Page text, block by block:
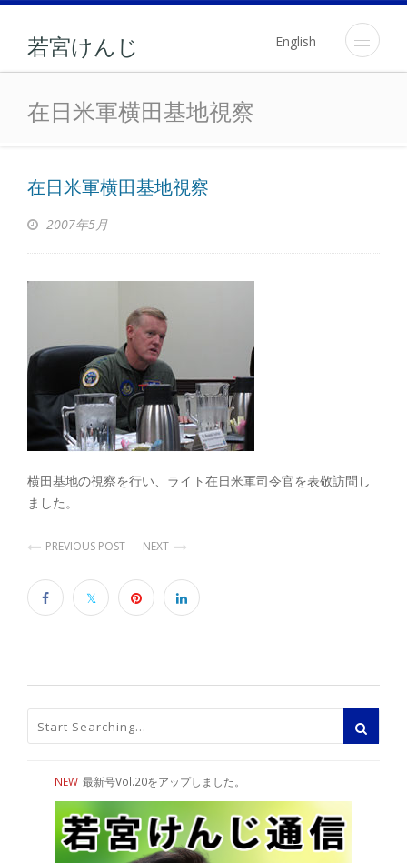
若宮けんじ English
在日米軍横田基地視察
在日米軍横田基地視察
在日米軍横田基地視察
2007年5月
横田基地の視察を行い、ライト在日米軍司令官を表敬訪問し
ました。
PREVIOUS POST NEXT
NEW 最新号Vol.20をアップしました。